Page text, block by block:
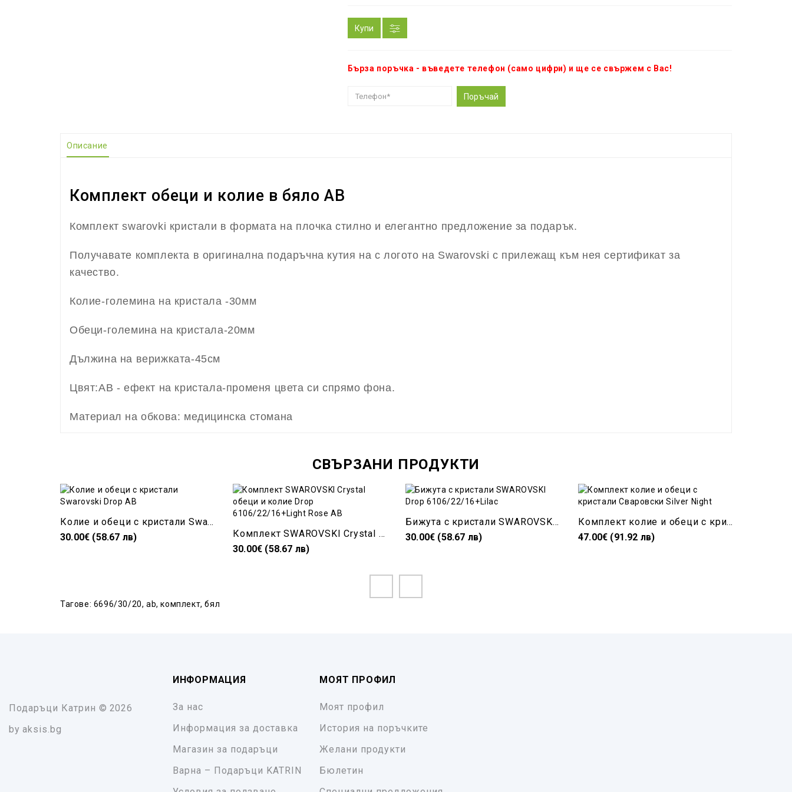
Купи
Бърза поръчка - въведете телефон (само цифри) и ще се свържем с Вас!
Поръчай
Описание
Комплект обеци и колие в бяло AB
Комплект swarovki кристали в формата на плочка стилно и елегантно предложение за подарък.
Получавате комплекта в оригинална подаръчна кутия на с логото на Swarovski с прилежащ към нея сертификат за
качество.
Колие-големина на кристала -30мм
Обеци-големина на кристала-20мм
Дължина на верижката-45см
Цвят:AB - ефект на кристала-променя цвета си спрямо фона.
Материал на обкова: медицинска стомана
СВЪРЗАНИ ПРОДУКТИ
Колие и обеци с кристали Swarovski Drop AB
30.00€ (58.67 лв)
Комплект SWAROVSKI Crystal обеци и колие Drop 6106/22/16+Light Rose AB
30.00€ (58.67 лв)
Бижута с кристали SWAROVSKI Drop 6106/22/16+Lilac
30.00€ (58.67 лв)
Комплект колие и обеци с кристали Сваровски Silver Night
47.00€ (91.92 лв)
Тагове: 6696/30/20,ab,комплект,бял
Подаръци Катрин © 2026
by aksis.bg
ИНФОРМАЦИЯ
За нас
Информация за доставка
Магазин за подаръци
Варна – Подаръци KATRIN
МОЯТ ПРОФИЛ
Моят профил
История на поръчките
Желани продукти
Бюлетин